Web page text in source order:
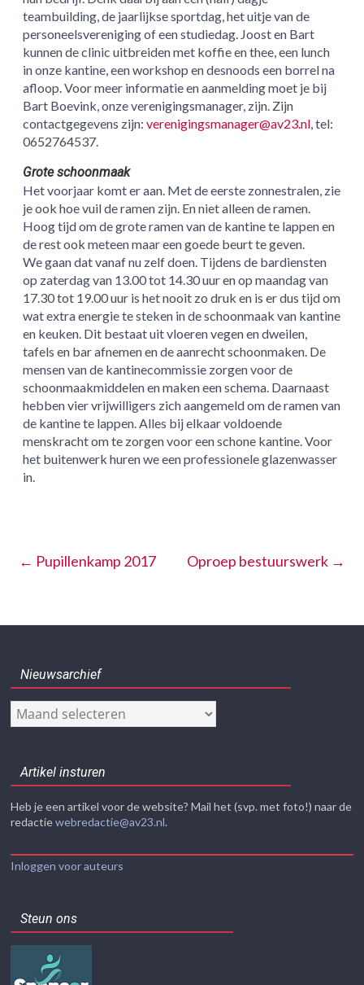
teambuilding, de jaarlijkse sportdag, het uitje van de
personeelsvereniging of een studiedag. Joost en Bart
kunnen de clinic uitbreiden met koffie en thee, een lunch
in onze kantine, een workshop en desnoods een borrel na
afloop. Voor meer informatie en aanmelding moet je bij
Bart Boevink, onze verenigingsmanager, zijn. Zijn
contactgegevens zijn:verenigingsmanager@av23.nl , tel:
0652764537.
Grote schoonmaak
Het voorjaar komt er aan. Met de eerste zonnestralen, zie
je ook hoe vuil de ramen zijn. En niet alleen de ramen.
Hoog tijd om de grote ramen van de kantine te lappen en
de rest ook meteen maar een goede beurt te geven.
We gaan dat vanaf nu zelf doen. Tijdens de bardiensten
op zaterdag van 13.00 tot 14.30 uur en op maandag van
17.30 tot 19.00 uur is het nooit zo druk en is er dus tijd om
wat extra energie te steken in de schoonmaak van kantine
en keuken. Dit bestaat uit vloeren vegen en dweilen,
tafels en bar afnemen en de aanrecht schoonmaken. De
mensen van de kantinecommissie zorgen voor de
schoonmaakmiddelen en maken een schema. Daarnaast
hebben vier vrijwilligers zich aangemeld om de ramen van
de kantine te lappen. Alles bij elkaar voldoende
menskracht om te zorgen voor een schone kantine. Voor
het buitenwerk huren we een professionele glazenwasser
in.
← Pupillenkamp 2017 Oproep bestuurswerk →
Nieuwsarchief
Nieuwsarchief
Artikel insturen
Heb je een artikel voor de website? Mail het (svp. met foto!) naar de
redactiewebredactie@av23.nl.
Inloggen voor auteurs
Steun ons